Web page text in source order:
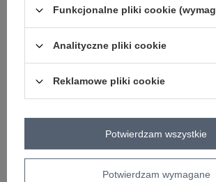
Zadzwoń+48 601 547 740 Zadaj
skład materiału : 50% wiskoza, 45% poliester, 5%
Kod produktu
RV-KMPL-A610.86
Marka
RELEVANCE
bluza+spodnie
styl
casual
codzienne
Funkcjonalne pliki cookie
Analityczne pliki cookie
Reklamowe pliki cookie
Potwierdzam wymagane
Potwierdzam wszystkie